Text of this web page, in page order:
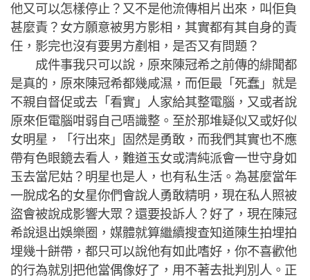
他又可以怎樣停止？又不是他流傳相片出來，叫佢負
甚麼責？女方願意被男方影相，其實都有其自身的責
任，影完也沒有要男方剷相，是否又有問題？
成件事我只可以說，原來陳冠希之前傳的緋聞都
是真的，原來陳冠希都幾咸濕，而佢最「死蠢」就是
不親自督促或去「看實」人家給其整電腦，又或者說
原來佢電腦咁弱自己唔識整。至於那堆疑似又或好似
女明星，「行出來」固然是勇敢，而我們其實也不應
帶有色眼鏡去看人，難道玉女或清純派會一世守身如
玉去當尼姑？明星也是人，也有私生活。為甚麼當年
一脫成名的女星你們會說人勇敢精明，現在私人照被
盜會被說成影響大眾？還要投訴人？好了，現在陳冠
希說退出娛樂圈，媒體就算繼續搜查知道陳生拍埋拍
埋幾十餅帶，都只可以說他有如此嗜好，你不喜歡他
的行為就別把他當偶像好了，用不著去批判別人。正